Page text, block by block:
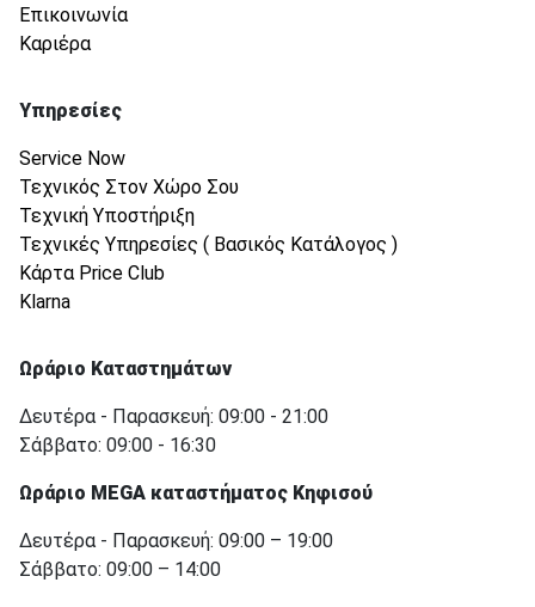
Επικοινωνία
Καριέρα
Υπηρεσίες
Service Now
Τεχνικός Στον Χώρο Σου
Τεχνική Υποστήριξη
Τεχνικές Υπηρεσίες ( Βασικός Κατάλογος )
Κάρτα Price Club
Klarna
Ωράριο Καταστημάτων
Δευτέρα - Παρασκευή: 09:00 - 21:00
Σάββατο: 09:00 - 16:30
Ωράριο MEGA καταστήματος Κηφισού
Δευτέρα - Παρασκευή: 09:00 – 19:00
Σάββατο: 09:00 – 14:00